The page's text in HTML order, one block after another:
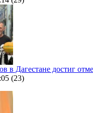
в Дагестане достиг
(23)